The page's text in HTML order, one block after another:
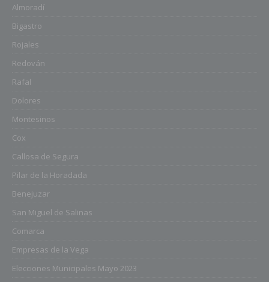
Almoradí
Bigastro
Rojales
Redován
Rafal
Dolores
Montesinos
Cox
Callosa de Segura
Pilar de la Horadada
Benejuzar
San Miguel de Salinas
Comarca
Empresas de la Vega
Elecciones Municipales Mayo 2023